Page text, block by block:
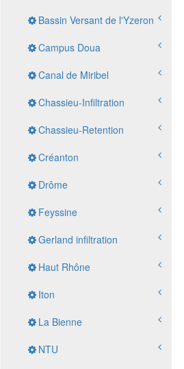
Bassin Versant de l'Yzeron
Campus Doua
Canal de Miribel
Chassieu-Infiltration
Chassieu-Retention
Créanton
Drôme
Feyssine
Gerland infiltration
Haut Rhône
Iton
La Bienne
NTU